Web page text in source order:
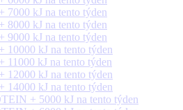
7000 kJ na tento týden
8000 kJ na tento týden
9000 kJ na tento týden
10000 kJ na tento týden
11000 kJ na tento týden
12000 kJ na tento týden
14000 kJ na tento týden
+ 5000 kJ na tento týden